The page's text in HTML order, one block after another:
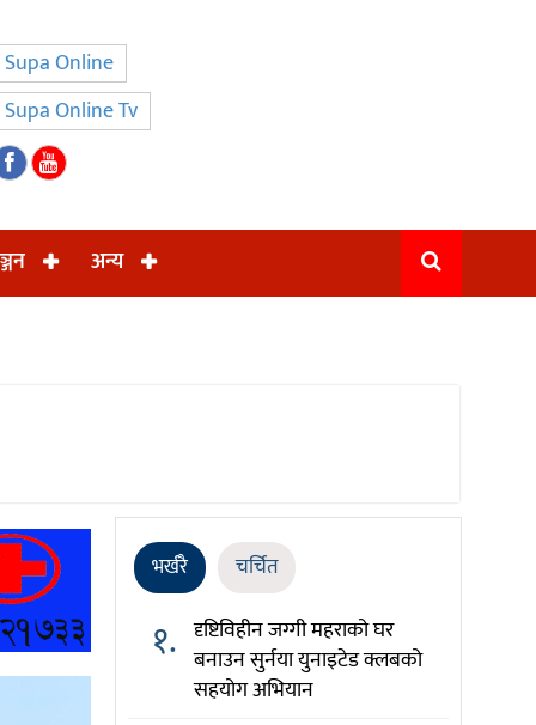
Supa Online
Supa Online Tv
अन्य
भर्खरै चर्चित
१. दृष्टिविहीन जग्गी महराको घर
बनाउन सुर्नया युनाइटेड क्लबको
सहयोग अभियान